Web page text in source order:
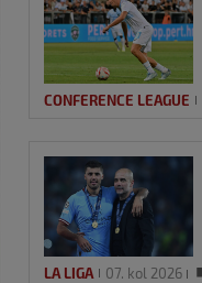
CONFERENCE LEAGUE
LA LIGA 07. kol 2026